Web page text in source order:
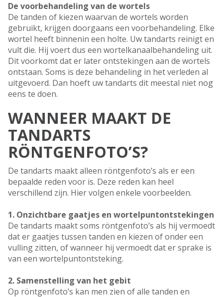
De voorbehandeling van de wortels
De tanden of kiezen waarvan de wortels worden
gebruikt, krijgen doorgaans een voorbehandeling. Elke
wortel heeft binnenin een holte. Uw tandarts reinigt en
vult die. Hij voert dus een wortelkanaalbehandeling uit.
Dit voorkomt dat er later ontstekingen aan de wortels
ontstaan. Soms is deze behandeling in het verleden al
uitgevoerd. Dan hoeft uw tandarts dit meestal niet nog
eens te doen.
WANNEER MAAKT DE
TANDARTS
RÖNTGENFOTO’S?
De tandarts maakt alleen röntgenfoto’s als er een
bepaalde reden voor is. Deze reden kan heel
verschillend zijn. Hier volgen enkele voorbeelden.
1. Onzichtbare gaatjes en wortelpuntontstekingen
De tandarts maakt soms röntgenfoto’s als hij vermoedt
dat er gaatjes tussen tanden en kiezen of onder een
vulling zitten, of wanneer hij vermoedt dat er sprake is
van een wortelpuntontsteking.
2. Samenstelling van het gebit
Op röntgenfoto’s kan men zien of alle tanden en